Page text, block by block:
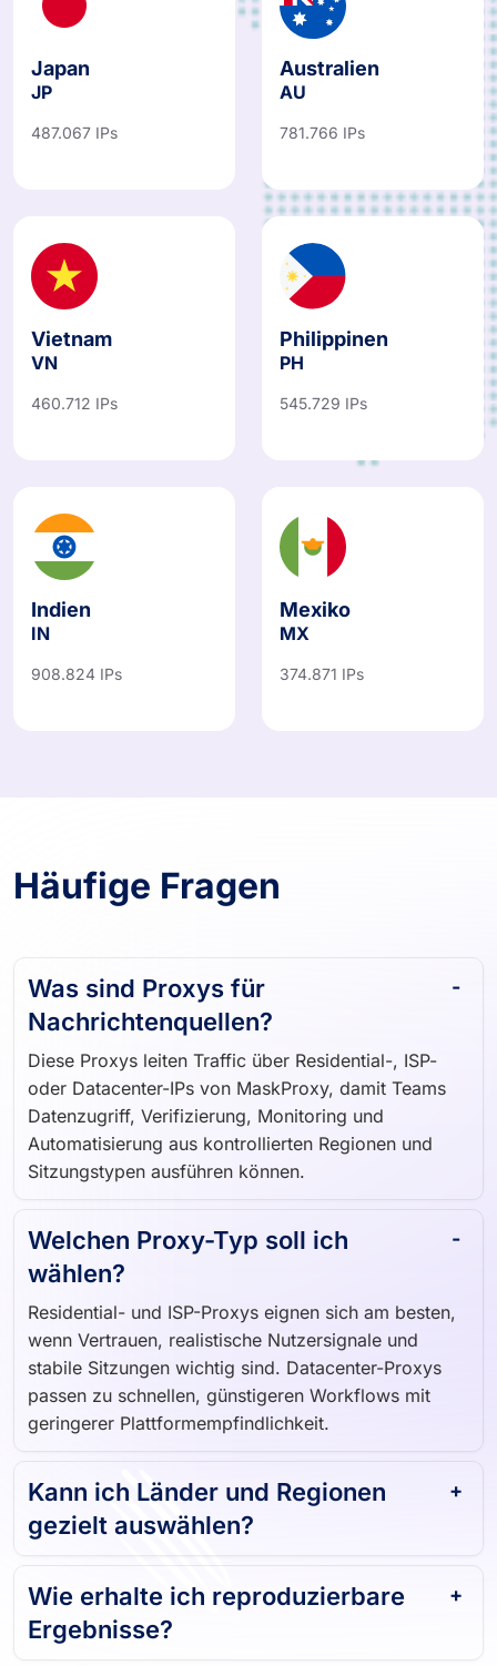
Japan
JP
487.067 IPs
Australien
AU
781.766 IPs
Vietnam
VN
460.712 IPs
Philippinen
PH
545.729 IPs
Indien
IN
908.824 IPs
Mexiko
MX
374.871 IPs
Häufige Fragen
Was sind Proxys für
Nachrichtenquellen?
Diese Proxys leiten Traffic über Residential-, ISP-
oder Datacenter-IPs von MaskProxy, damit Teams
Datenzugriff, Verifizierung, Monitoring und
Automatisierung aus kontrollierten Regionen und
Sitzungstypen ausführen können.
Welchen Proxy-Typ soll ich
wählen?
Residential- und ISP-Proxys eignen sich am besten,
wenn Vertrauen, realistische Nutzersignale und
stabile Sitzungen wichtig sind. Datacenter-Proxys
passen zu schnellen, günstigeren Workflows mit
geringerer Plattformempfindlichkeit.
Kann ich Länder und Regionen
gezielt auswählen?
Wie erhalte ich reproduzierbare
Ergebnisse?